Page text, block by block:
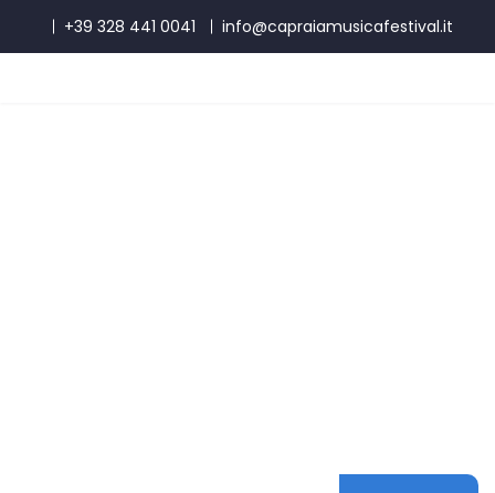
+39 328 441 0041 info@capraiamusicafestival.it